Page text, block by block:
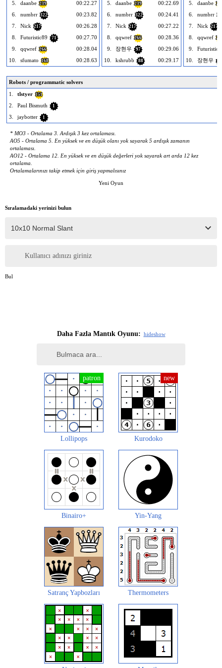
5.
daanbe 239
00:22.27
6.
numbrr 322
00:23.82
7.
Nick 217
00:26.28
8.
Futuristic89 71
00:27.70
9.
qqwref 266
00:28.04
10.
sfumato 168 00:28.63
5.
daanbe 239
00:22.69
6.
numbrr 322
00:24.41
7.
Nick 217
00:27.22
8.
qqwref 266
00:28.36
9.
장현우 97
00:29.06
10.
kshrubb 88 00:29.17
5. daanbe
6. numbrr
7. Nick 217
8. qqwref
9.
10.
장현우
Robots / programmatic solvers
1.
tlstyer 151
2. Paul Bismuth 1
3. jaybotter 1
* MO3 - Ortalama 3. Ardışık 3 kez ortalaması.
AO5 - Ortalama 5. En yüksek ve en düşük olanı yok sayarak 5 ardışık zamanın
ortalaması.
AO12 - Ortalama 12. En yüksek ve en düşük değerleri yok sayarak art arda 12 kez
ortalama.
Ortalamalarınızı takip etmek için giriş yapmalısınız
Yeni Oyun
Sıralamadaki yerinizi bulun
Kullanıcı adınızı giriniz
Bul
Daha Fazla Mantık Oyunu: hideshow
Lollipops Kurodoko
Binairo+ Yin-Yang
Satranç Yapbozları Thermometers